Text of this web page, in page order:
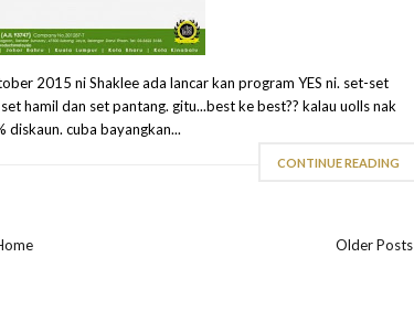
2015 ni Shaklee ada lancar kan program YES ni. set-set
hamil dan set pantang. gitu...best ke best?? kalau uolls nak
diskaun. cuba bayangkan...
CONTINUE READING
Older Posts